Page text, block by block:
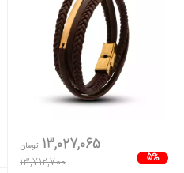
5%
13,027,065 تومان
13,712,700